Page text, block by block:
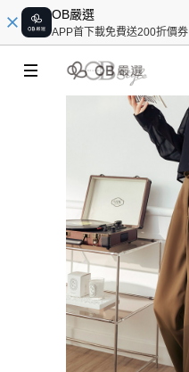
OB嚴選
APP首下載免費送200折價券